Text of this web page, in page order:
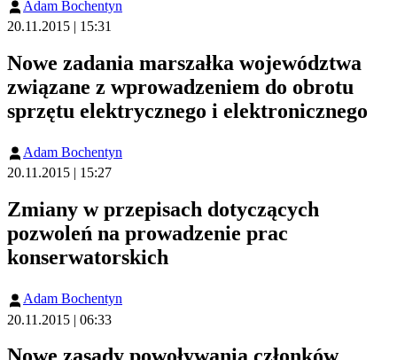
Adam Bochentyn
20.11.2015 | 15:31
Nowe zadania marszałka województwa
związane z wprowadzeniem do obrotu
sprzętu elektrycznego i elektronicznego
Adam Bochentyn
20.11.2015 | 15:27
Zmiany w przepisach dotyczących
pozwoleń na prowadzenie prac
konserwatorskich
Adam Bochentyn
20.11.2015 | 06:33